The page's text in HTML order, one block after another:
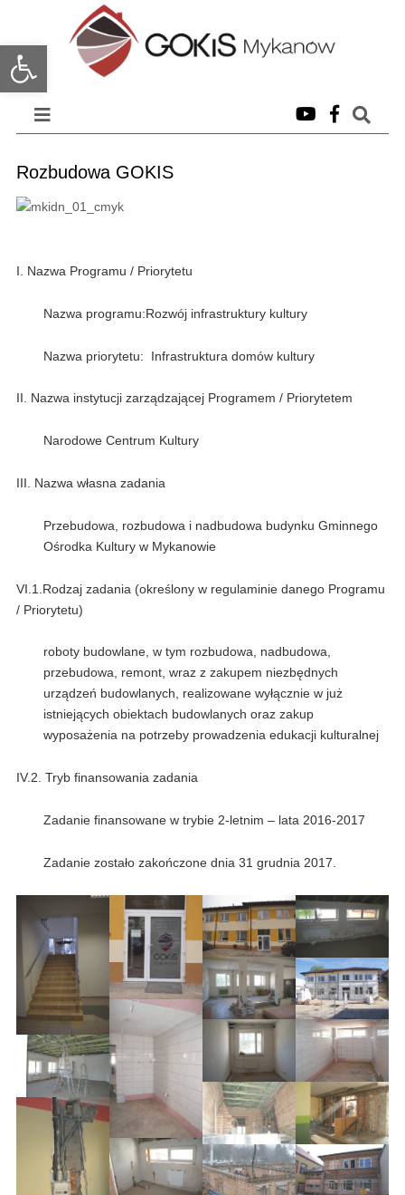
Open toolbar
Rozbudowa GOKIS
I. Nazwa Programu / Priorytetu
Nazwa programu:Rozwój infrastruktury kultury
Nazwa priorytetu: Infrastruktura domów kultury
II. Nazwa instytucji zarządzającej Programem / Priorytetem
Narodowe Centrum Kultury
III. Nazwa własna zadania
Przebudowa, rozbudowa i nadbudowa budynku Gminnego
Ośrodka Kultury w Mykanowie
VI.1.Rodzaj zadania (określony w regulaminie danego Programu
/ Priorytetu)
roboty budowlane, w tym rozbudowa, nadbudowa,
przebudowa, remont, wraz z zakupem niezbędnych
urządzeń budowlanych, realizowane wyłącznie w już
istniejących obiektach budowlanych oraz zakup
wyposażenia na potrzeby prowadzenia edukacji kulturalnej
IV.2. Tryb finansowania zadania
Zadanie finansowane w trybie 2-letnim – lata 2016-2017
Zadanie zostało zakończone dnia 31 grudnia 2017.